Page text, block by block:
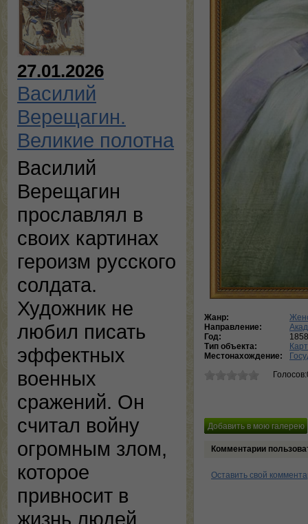
27.01.2026
Василий
Верещагин.
Великие полотна
Василий
Верещагин
прославлял в
своих картинах
героизм русского
солдата.
Художник не
любил писать
эффектных
военных
сражений. Он
считал войну
огромным злом,
которое
привносит в
жизнь людей
Жанр:
Направление:
Год:
1858
Тип объекта:
Местонахождение:
Комментарии
Оставить свой